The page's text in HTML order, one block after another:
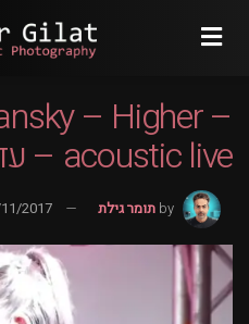
– Higher –
acoustic live – עדי אולמנסקי
by תומר גילת 2017